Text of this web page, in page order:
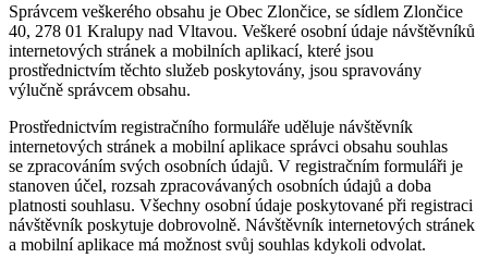
Správcem veškerého obsahu je Obec Zlončice, se sídlem Zlončice
40, 278 01 Kralupy nad Vltavou. Veškeré osobní údaje návštěvníků
internetových stránek a mobilních aplikací, které jsou
prostřednictvím těchto služeb poskytovány, jsou spravovány
výlučně správcem obsahu.
Prostřednictvím registračního formuláře uděluje návštěvník
internetových stránek a mobilní aplikace správci obsahu souhlas
se zpracováním svých osobních údajů. V registračním formuláři je
stanoven účel, rozsah zpracovávaných osobních údajů a doba
platnosti souhlasu. Všechny osobní údaje poskytované při registraci
návštěvník poskytuje dobrovolně. Návštěvník internetových stránek
a mobilní aplikace má možnost svůj souhlas kdykoli odvolat.